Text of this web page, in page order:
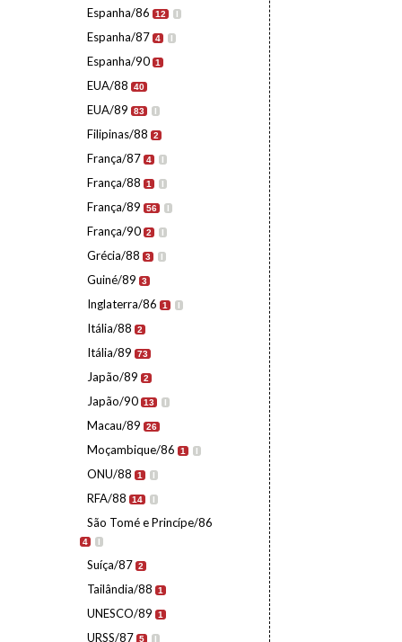
Espanha/86 12 I
Espanha/87 4 I
Espanha/90 1
EUA/88 40
EUA/89 83 I
Filipinas/88 2
França/87 4 I
França/88 1 I
França/89 56 I
França/90 2 I
Grécia/88 3 I
Guiné/89 3
Inglaterra/86 1 I
Itália/88 2
Itália/89 73
Japão/89 2
Japão/90 13 I
Macau/89 26
Moçambique/86 1 I
ONU/88 1 I
RFA/88 14 I
São Tomé e Princípe/86
4 I
Suíça/87 2
Tailândia/88 1
UNESCO/89 1
URSS/87 5 I